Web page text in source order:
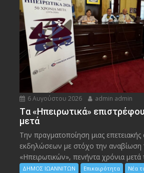
6 Αυγούστου 2026 admin admin
Tα «Ηπειρωτικά»
μετά
Την πραγματοποίηση μιας επετειακής
εκδηλώσεων με στόχο την αναβίωση
«Ηπειρωτικών», πενήντα χρόνια μετά
ΔΗΜΟΣ ΙΩΑΝΝΙΤΩΝ Επικαιρότητα
Νέα